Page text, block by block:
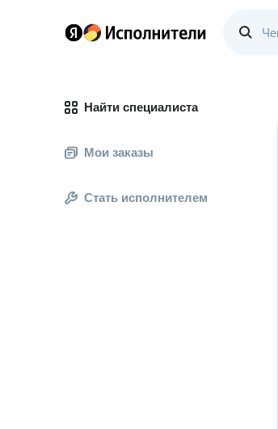
Найти специалиста
Мои заказы
Стать исполнителем